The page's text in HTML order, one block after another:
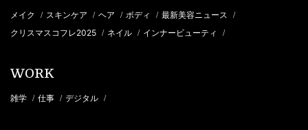
メイク / スキンケア / ヘア / ボディ / 最新美容ニュース /
クリスマスコフレ2025 / ネイル / インナービューティ /
WORK
雑学 / 仕事 / デジタル /